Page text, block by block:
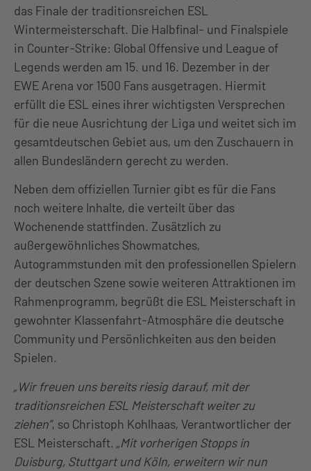
das Finale der traditionsreichen ESL
Wintermeisterschaft. Die Halbfinal- und Finalspiele
in Counter-Strike: Global Offensive und League of
Legends werden am 15. und 16. Dezember in der
EWE Arena vor 1500 Fans ausgetragen. Hiermit
erfüllt die ESL eines ihrer wichtigsten Versprechen
für die neue Ausrichtung der Liga und weitet sich im
gesamtdeutschen Gebiet aus, um den Zuschauern in
allen Bundesländern gerecht zu werden.
Neben dem offiziellen Turnier gibt es für die Fans
noch weitere Inhalte, die verteilt über das
Wochenende stattfinden. Zusätzlich zu
außergewöhnliches Showmatches,
Autogrammstunden mit den professionellen Spielern
der deutschen Szene sowie weiteren Attraktionen im
Rahmenprogramm, begrüßt die ESL Meisterschaft in
gewohnter Klassenfahrt-Atmosphäre die deutsche
Community und Persönlichkeiten aus den beiden
Spielen.
„Wir freuen uns bereits riesig darauf, mit der
traditionsreichen ESL Meisterschaft weiter zu
ziehen”, so Christoph Kohlhaas, Verantwortlicher der
ESL Meisterschaft. „Mit vorherigen Stopps in
Duisburg, Stuttgart und Köln, erweitern wir nun